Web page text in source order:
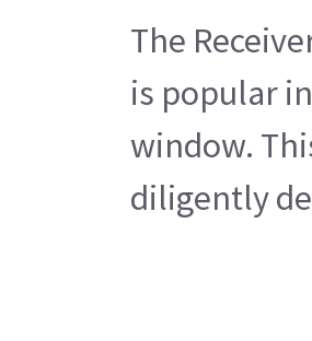
The
is popular
window.
diligently